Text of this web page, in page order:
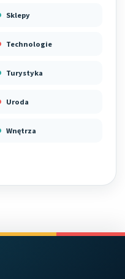
Sklepy
Technologie
Turystyka
Uroda
Wnętrza